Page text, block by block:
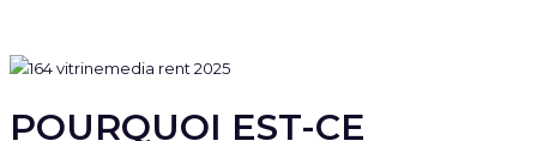
POURQUOI EST-CE